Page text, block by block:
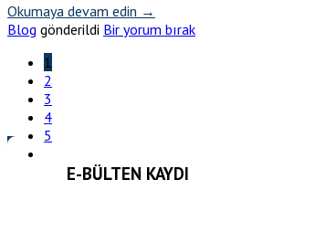
Okumaya devam edin →
Blog gönderildi Bir yorum bırak
1
2
3
4
5
E-BÜLTEN KAYDI